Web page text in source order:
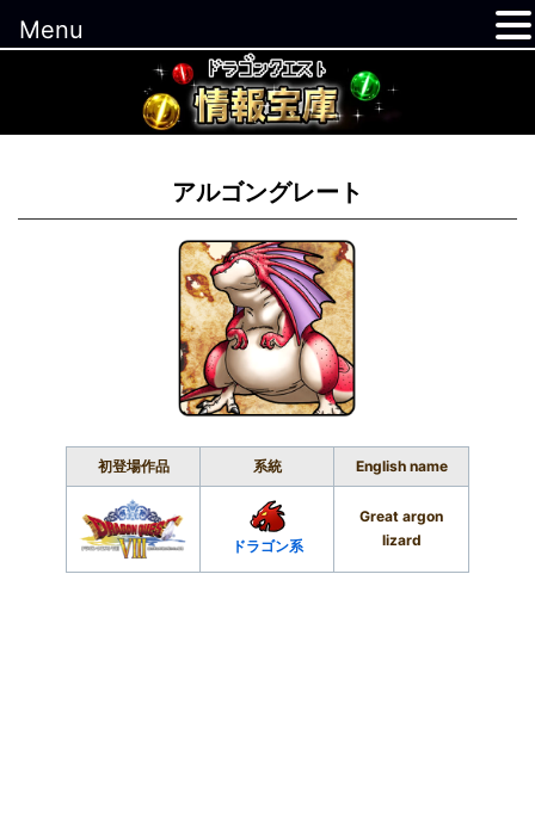
アルゴングレート
初登場作品 系統 English name
ドラゴン系
Great argon
lizard
Menu